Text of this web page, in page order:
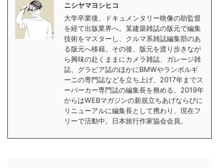
ニシヤマヨシヒコ
大学卒業後、ドキュメンタリー映像の助監督
を経て出版業界へ。某建築雑誌の版元で編集
技術をマスターし、クルマ系雑誌編集部のあ
る版元へ移籍。その後、版元を渡り歩きなが
ら興味の赴くままにカメラ雑誌、ガレージ雑
誌、グラビア誌のほかにBMWやランボルギ
ーニの専門誌などを立ち上げ、2017年までス
ーパーカー専門誌の編集長を務める。2019年
からはWEBマガジンの新規立ちあげならびに
リニューアルに編集長として携わり、現在フ
リーで活動中。日本旅行作家協会会員。